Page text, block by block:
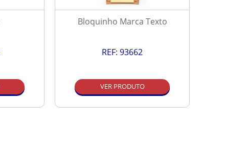
Bloquinho Marca Texto
REF: 93662
VER PRODUTO